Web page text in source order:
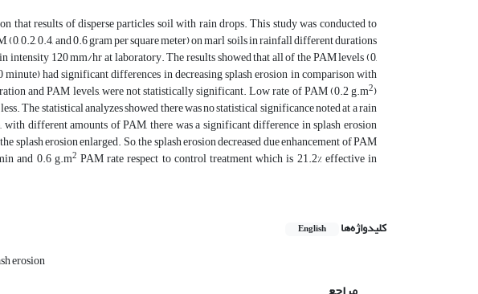
that results of disperse particles soil with rain drops. This study was conducted to
0.2, 0.4, and 0.6 gram per square meter) on marl soils in rainfall different durations
120 mm/hr at laboratory. The results showed that all of the PAM levels (0,
had significant differences in decreasing splash erosion in comparison with
and PAM levels, were not statistically significant. Low rate of PAM (0.2 g.m2)
The statistical analyzes showed there was no statistical significance noted at a rain
different amounts of PAM, there was a significant difference in splash erosion
erosion enlarged. So, the splash erosion decreased due enhancement of PAM
and 0.6 g.m2 PAM rate respect to control treatment which is 21.2% effective in
کلیدواژه‌ها English
erosion